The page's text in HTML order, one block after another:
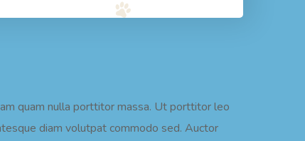
quam nulla porttitor massa. Ut porttitor leo
diam volutpat commodo sed. Auctor